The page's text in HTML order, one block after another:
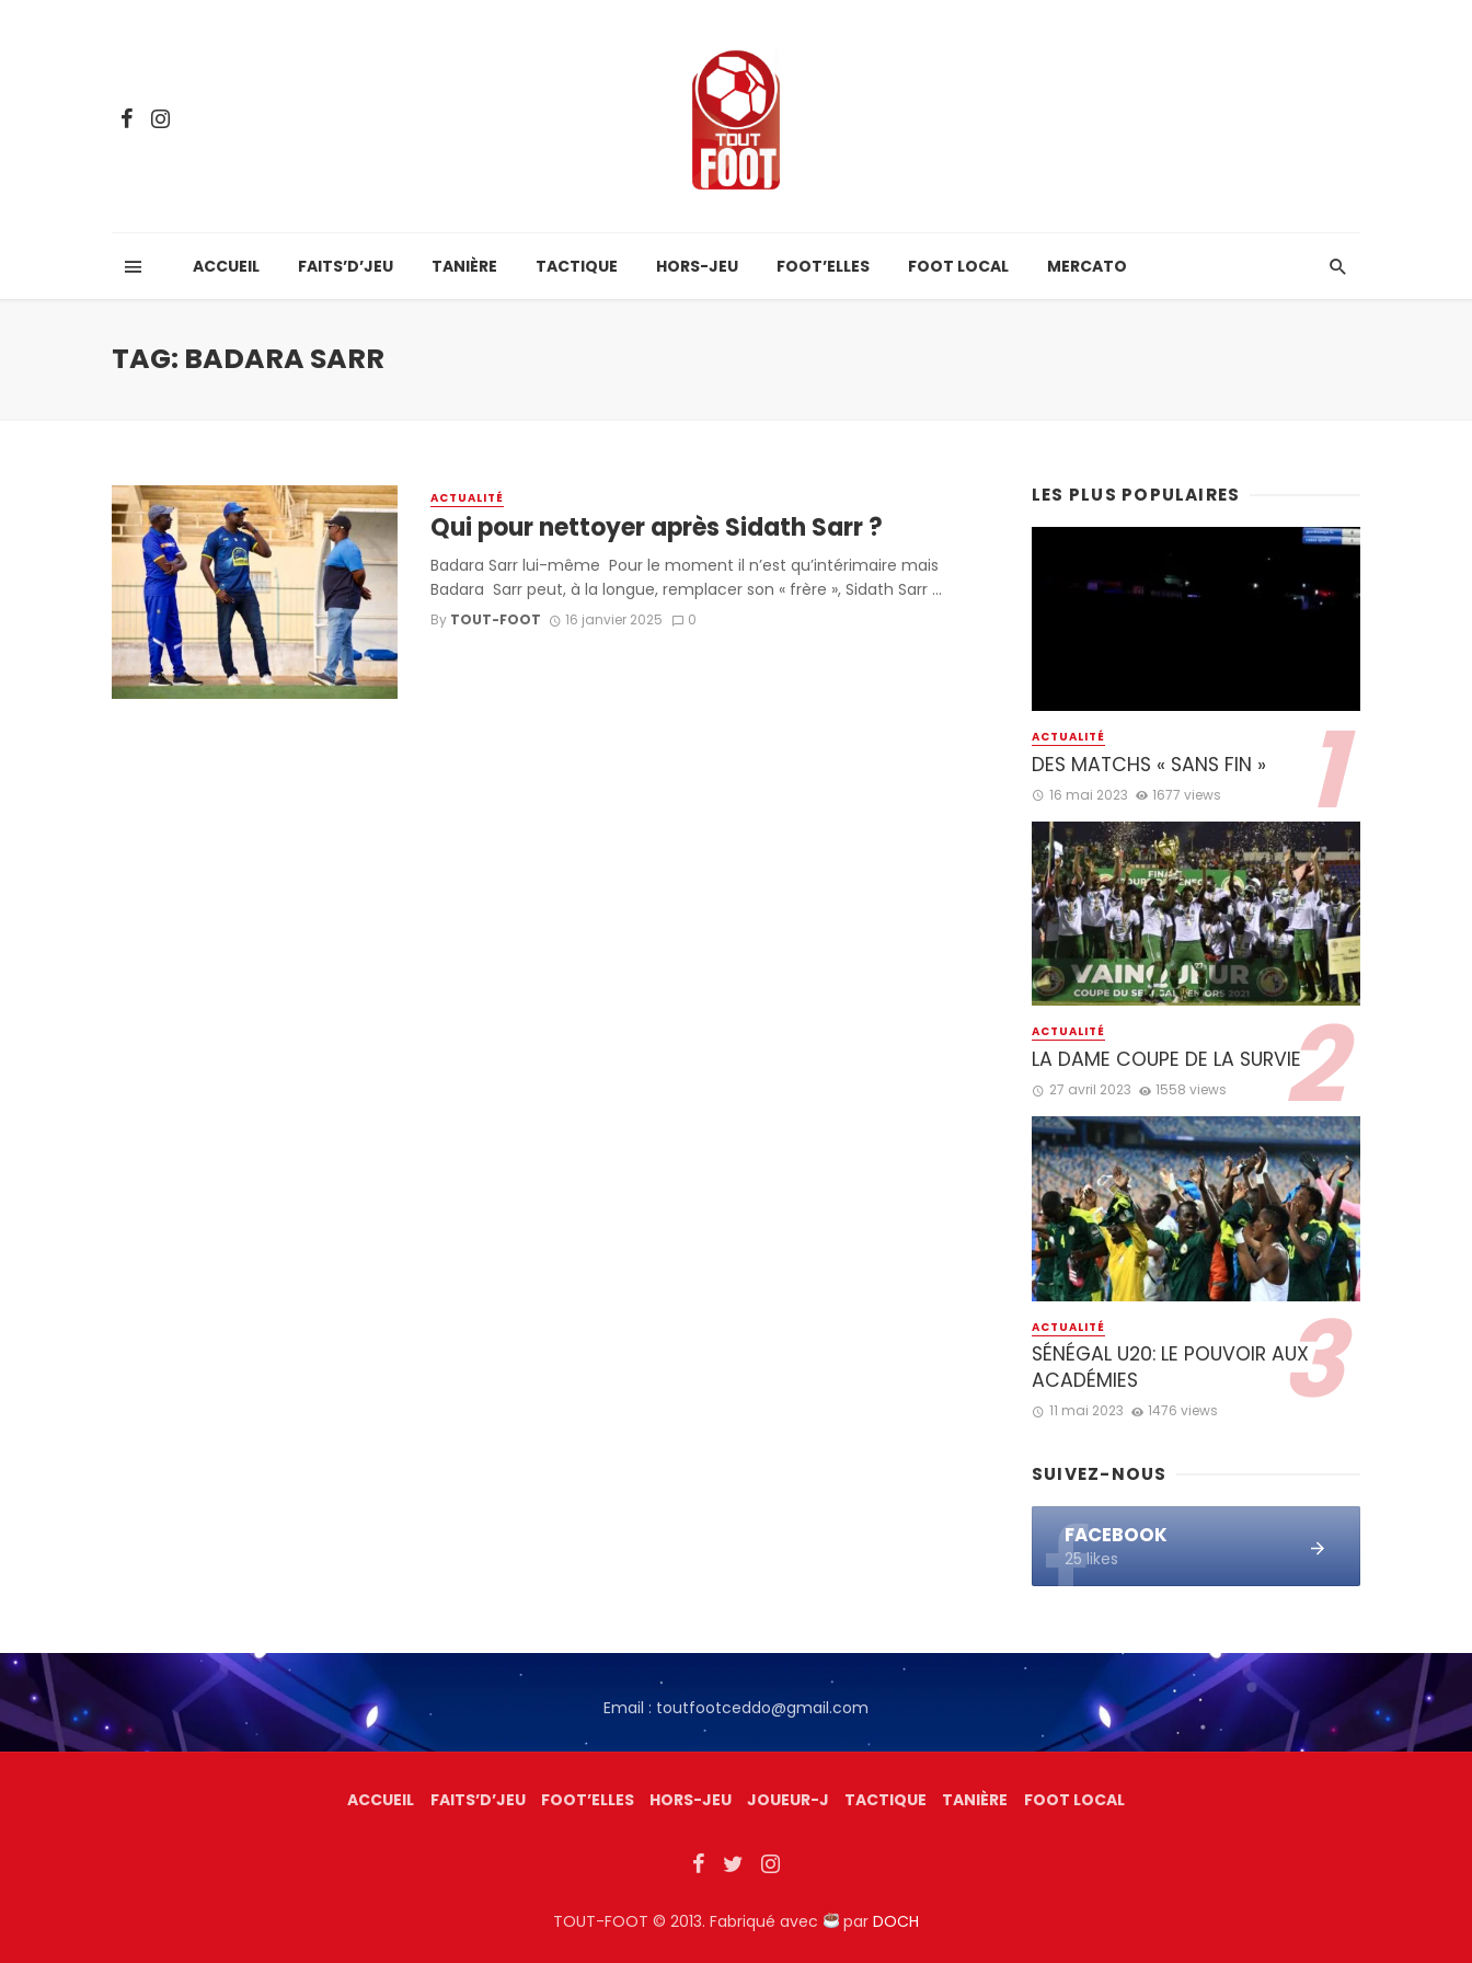
ACCUEIL FAITS’D’JEU TANIÈRE TACTIQUE HORS-JEU FOOT’ELLES FOOT LOCAL MERCATO
TAG: BADARA SARR
ACTUALITÉ
Qui pour nettoyer après Sidath Sarr ?
Badara Sarr lui-même Pour le moment il n’est qu’intérimaire mais
Badara Sarr peut, à la longue, remplacer son « frère », Sidath Sarr ...
By TOUT-FOOT 16 janvier 2025 0
LES PLUS POPULAIRES
ACTUALITÉ
DES MATCHS « SANS FIN »
16 mai 2023 1677 views
ACTUALITÉ
LA DAME COUPE DE LA SURVIE
27 avril 2023 1558 views
ACTUALITÉ
SÉNÉGAL U20: LE POUVOIR AUX
ACADÉMIES
11 mai 2023 1476 views
SUIVEZ-NOUS
FACEBOOK
25 likes
Email : toutfootceddo@gmail.com
ACCUEIL FAITS’D’JEU FOOT’ELLES HORS-JEU JOUEUR-J TACTIQUE TANIÈRE FOOT LOCAL
TOUT-FOOT © 2013. Fabriqué avec parDOCH